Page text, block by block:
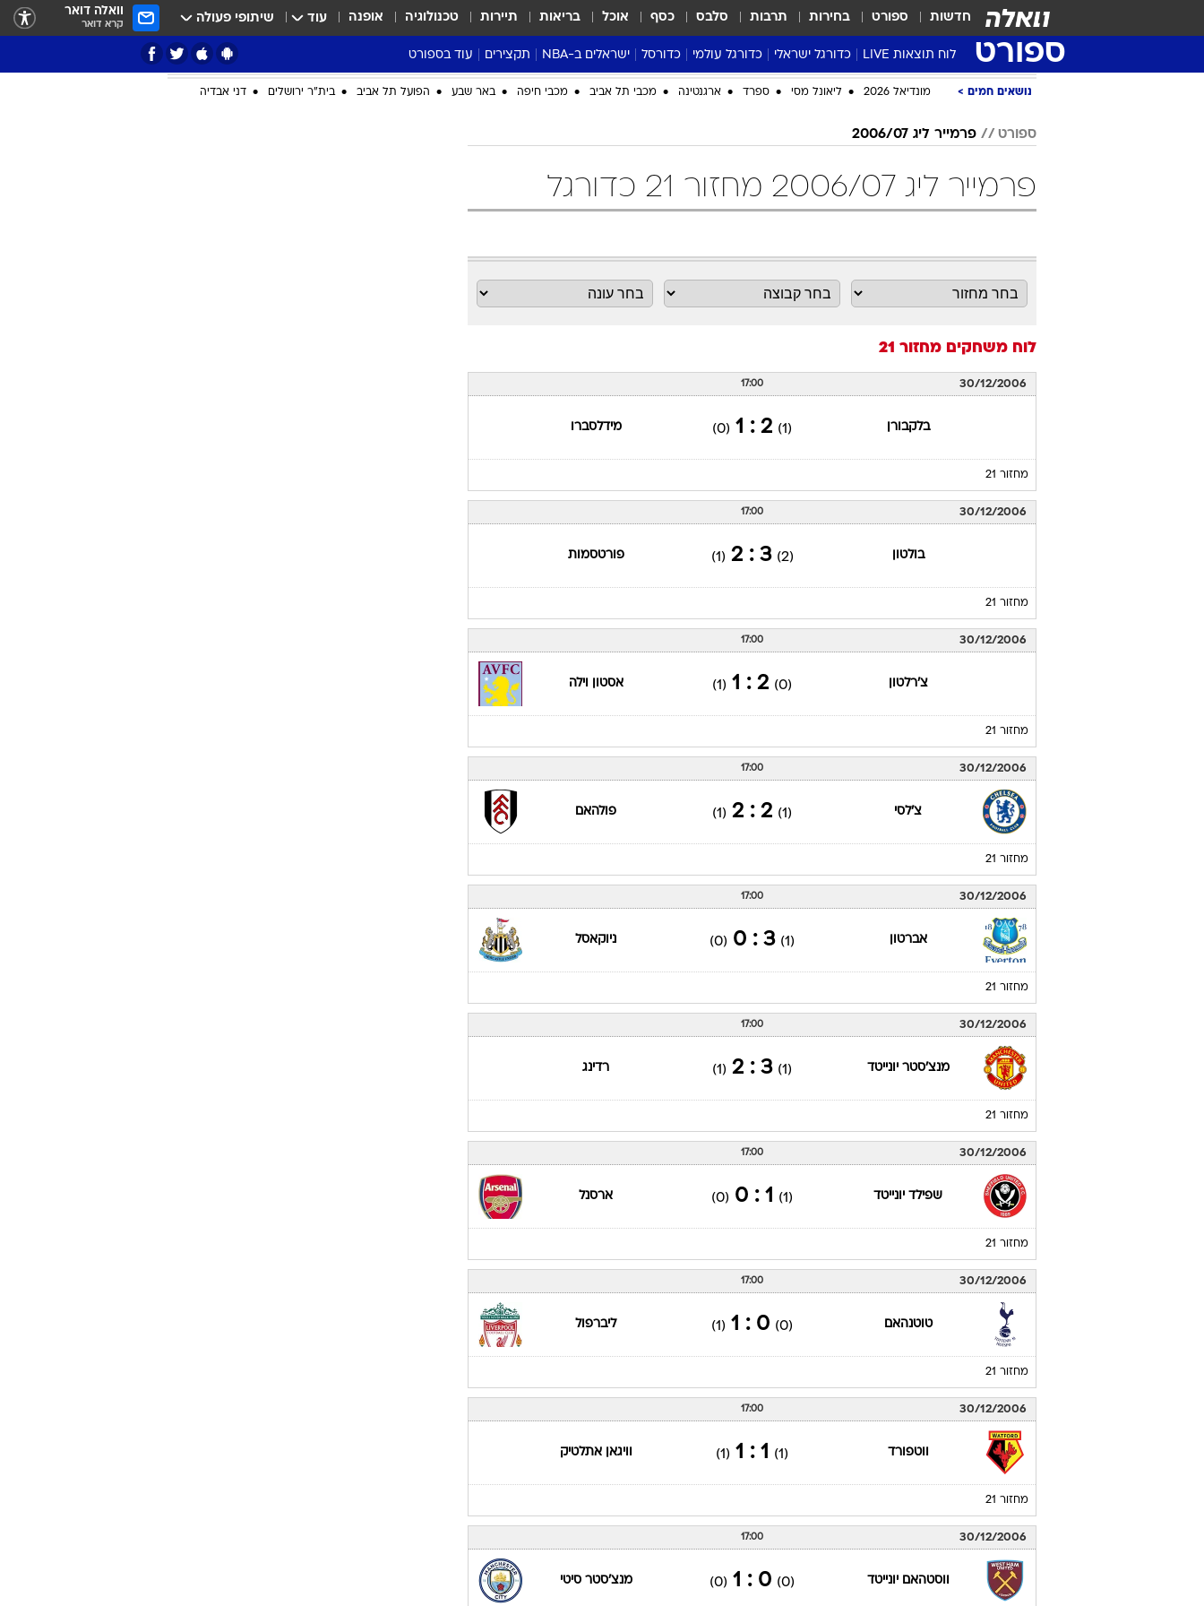
חדשות ספורט בחירות תרבות סלבס כסף אוכל בריאות תיירות טכנולוגיה אופנה עוד שיתופי פעולה וואלה דואר
קרא דואר
ספורט לוח תוצאות LIVE כדורגל ישראלי
ליגת העל Winner
שגרירים
כדורגל עולמי
ליגה אנגלית
ליגה צרפתית
כדורסל
ליגת העל
נבחרות ישראל בכדורסל
ישראלים ב-NBA
דני אבדיה
תקצירים עוד בספורט
מונדיאל 2026
החידה של ספורט1
ארכיון מדורים
נושאים חמים מונדיאל 2026 ליאונל מסי ספרד ארגנטינה מכבי תל אביב מכבי חיפה באר שבע הפועל תל אביב בית"ר ירושלים דני אבדיה
ספורט פרמייר ליג 2006/07
פרמייר ליג 2006/07 מחזור 21 כדורגל
לוח משחקים מחזור 21
30/12/2006
17:00
בלקבורן (1)
2 : 1
(0) מידלסברו
מחזור 21
30/12/2006
17:00
בולטון (2)
3 : 2
(1) פורטסמות
מחזור 21
30/12/2006
17:00
צ'רלטון (0)
2 : 1
(1) אסטון וילה
מחזור 21
30/12/2006
17:00
צ'לסי (1)
2 : 2
(1) פולהאם
מחזור 21
30/12/2006
17:00
אברטון (1)
3 : 0
(0) ניוקאסל
מחזור 21
30/12/2006
17:00
מנצ'סטר יונייטד (1)
3 : 2
(1) רדינג
מחזור 21
30/12/2006
17:00
שפילד יונייטד (1)
1 : 0
(0) ארסנל
מחזור 21
30/12/2006
17:00
טוטנהאם (0)
0 : 1
(1) ליברפול
מחזור 21
30/12/2006
17:00
ווטפורד (1)
1 : 1
(1) וויגאן אתלטיק
מחזור 21
30/12/2006
17:00
ווסטהאם יונייטד (0)
0 : 1
(0) מנצ'סטר סיטי